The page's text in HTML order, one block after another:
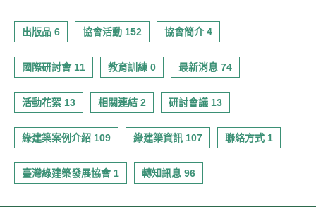
出版品 6 協會活動 152 協會簡介 4
國際研討會 11 教育訓練 0 最新消息 74
活動花絮 13 相關連結 2 研討會議 13
綠建築案例介紹 109 綠建築資訊 107 聯絡方式 1
臺灣綠建築發展協會 1 轉知訊息 96